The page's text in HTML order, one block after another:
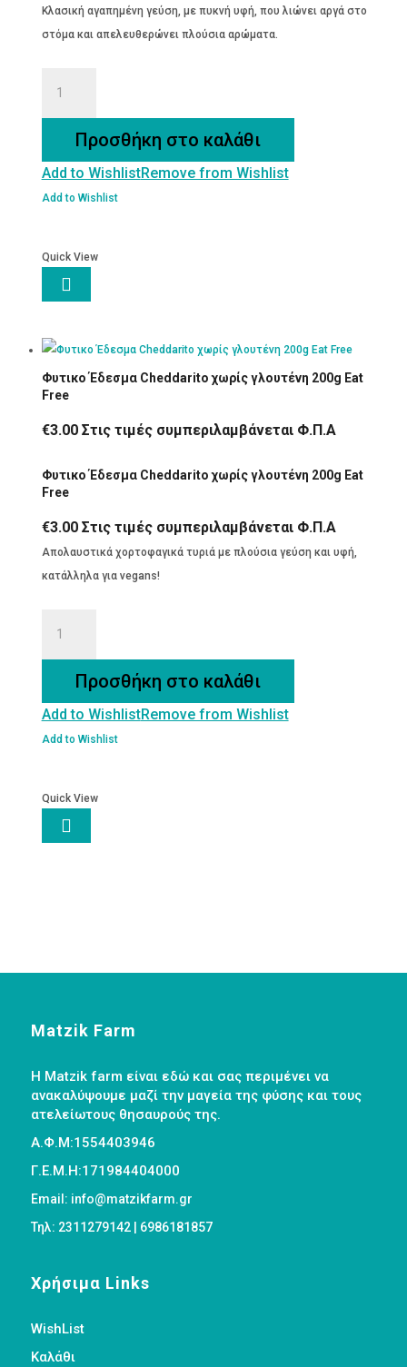
Κλασική αγαπημένη γεύση, με πυκνή υφή, που λιώνει αργά στο
στόμα και απελευθερώνει πλούσια αρώματα.
golden
raisin
Προσθήκη στο καλάθι
Add to WishlistRemove from Wishlist
Add to Wishlist
Quick View

Φυτικο Έδεσμα Cheddarito χωρίς γλουτένη 200g Eat
Free
€3.00 Στις τιμές συμπεριλαμβάνεται Φ.Π.Α
Φυτικο Έδεσμα Cheddarito χωρίς γλουτένη 200g Eat
Free
€3.00 Στις τιμές συμπεριλαμβάνεται Φ.Π.Α
Απολαυστικά χορτοφαγικά τυριά με πλούσια γεύση και υφή,
κατάλληλα για vegans!
γλουτένη
200g
ποσότητα
Προσθήκη στο καλάθι
Add to WishlistRemove from Wishlist
Add to Wishlist
Quick View

Matzik Farm
Η Matzik farm είναι εδώ και σας περιμένει να
ανακαλύψουμε μαζί την μαγεία της φύσης και τους
ατελείωτους θησαυρούς της.
Α.Φ.Μ:1554403946
Γ.Ε.Μ.Η:171984404000
Email: info@matzikfarm.gr
Τηλ: 2311279142 | 6986181857
Χρήσιμα Links
WishList
Καλάθι